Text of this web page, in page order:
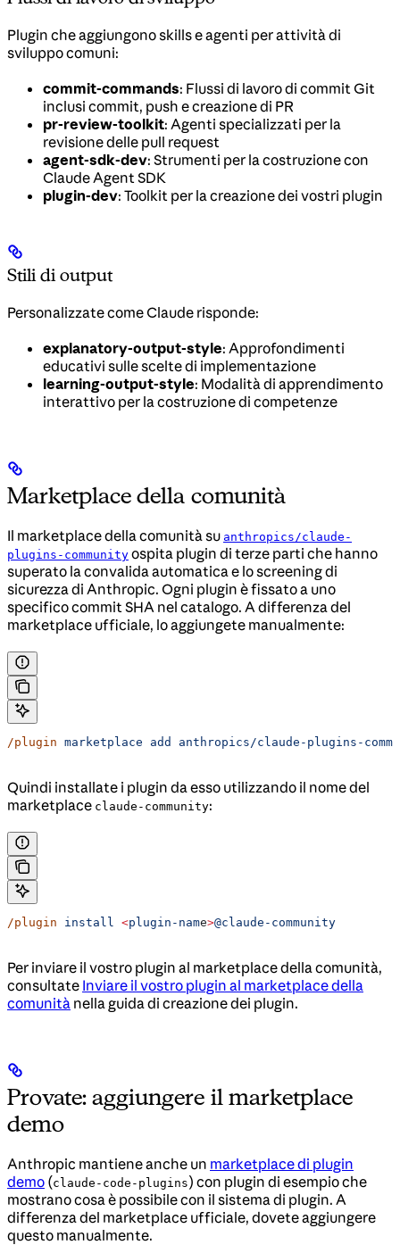
Plugin che aggiungono skills e agenti per attività di
sviluppo comuni:
commit-commands: Flussi di lavoro di commit Git
inclusi commit, push e creazione di PR
pr-review-toolkit: Agenti specializzati per la
revisione delle pull request
agent-sdk-dev: Strumenti per la costruzione con
Claude Agent SDK
plugin-dev: Toolkit per la creazione dei vostri plugin
Stili di output
Personalizzate come Claude risponde:
explanatory-output-style: Approfondimenti
educativi sulle scelte di implementazione
learning-output-style: Modalità di apprendimento
interattivo per la costruzione di competenze
Marketplace della comunità
Il marketplace della comunità su anthropics/claude-
plugins-community ospita plugin di terze parti che hanno
superato la convalida automatica e lo screening di
sicurezza di Anthropic. Ogni plugin è fissato a uno
specifico commit SHA nel catalogo. A differenza del
marketplace ufficiale, lo aggiungete manualmente:
/plugin marketplace add anthropics/claude-plugins-
Quindi installate i plugin da esso utilizzando il nome del
marketplace claude-community:
/plugin install <plugin-name>@claude-community
Per inviare il vostro plugin al marketplace della comunità,
consultate Inviare il vostro plugin al marketplace della
comunità nella guida di creazione dei plugin.
Provate: aggiungere il marketplace
demo
Anthropic mantiene anche un marketplace di plugin
demo (claude-code-plugins) con plugin di esempio che
mostrano cosa è possibile con il sistema di plugin. A
differenza del marketplace ufficiale, dovete aggiungere
questo manualmente.